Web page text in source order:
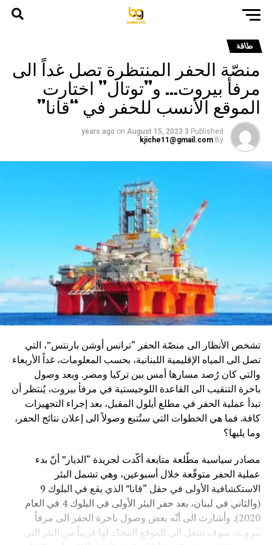
طاقة
منصّة الحفر المنتظرة تصل غداً الى
مرفأ بيروت… و”توتال” اختارت
الموقع الأنسب للحفر في “قانا”
Published
3 years ago
on August 15, 2023
By
kjiche11@gmail.com
تشخص الأنظار الى منصّة الحفر “ترانس أوشن بارنتس”، التي
تصل الى المياه الإقليمية اللبنانية، بحسب المعلومات، غداً الأربعاء
والتي كان رُصد مسارها أمس بين تركيا ومصر. وبعد وصول
باخرة التنقيب الى القاعدة اللوجيستية في مرفأ بيروت، يُنتظر أن
تبدأ عملية الحفر في مطلع أيلول المقبل، بعد إجراء التجهيزات
كافة. فما هي الخطوات التي ستُتبع وصولاً الى إعلان نتائج الحفر،
وما يليها؟
مصادر سياسية مطّلعة متابعة أكّدت لجريدة “الديار” أنّ بدء
عملية الحفر متوقّعة خلال أسبوعين، وهي تشمل البئر
الاستكشافية الأولى في حقل “قانا” الذي يقع في البلوك 9
(والثاني في لبنان، بعد حفر البئر الأولى في البلوك 4 في العام
2020). وأشارت الى أنّه بعض وصول باخرة الحفر الى مرفأ
بيروت، سوف تنتقل الى الموقع المحدّد لها قريباً من البئر التي